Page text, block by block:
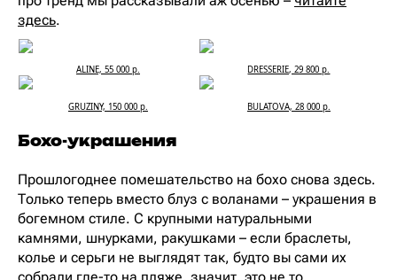
здесь.
ALINE, 55 000 р. DRESSERIE, 29 800 р.
GRUZINY, 150 000 р. BULATOVA, 28 000 р.
Бохо-украшения
Прошлогоднее помешательство на бохо снова здесь.
Только теперь вместо блуз с воланами – украшения в
богемном стиле. С крупными натуральными
камнями, шнурками, ракушками – если браслеты,
колье и серьги не выглядят так, будто вы сами их